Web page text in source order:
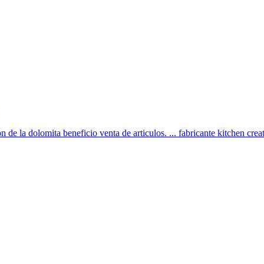
de la dolomita beneficio venta de articulos. ... fabricante kitchen